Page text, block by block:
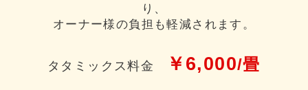
り、
オーナー様の負担も軽減されます。
タタミックス料金 ￥6,000/畳